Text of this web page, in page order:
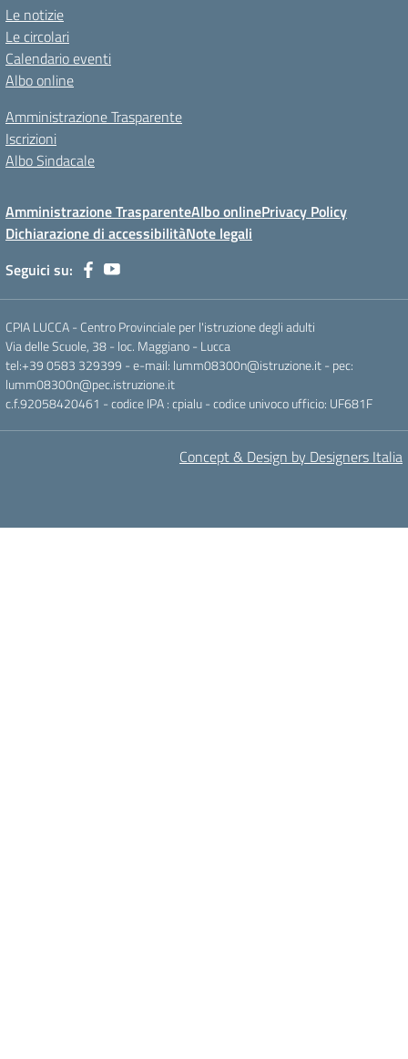
Le notizie
Le circolari
Calendario eventi
Albo online
Amministrazione Trasparente
Iscrizioni
Albo Sindacale
Amministrazione TrasparenteAlbo onlinePrivacy Policy
Dichiarazione di accessibilitàNote legali
Seguici su:
CPIA LUCCA - Centro Provinciale per l'istruzione degli adulti
Via delle Scuole, 38 - loc. Maggiano - Lucca
tel:+39 0583 329399 - e-mail: lumm08300n@istruzione.it - pec:
lumm08300n@pec.istruzione.it
c.f.92058420461 - codice IPA : cpialu - codice univoco ufficio: UF681F
Concept & Design by Designers Italia